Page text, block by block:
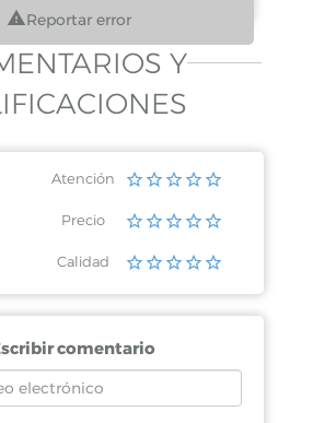
Reportar error
Y
Atención
Precio
Calidad
comentario